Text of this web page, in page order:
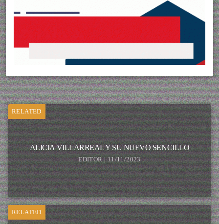
RELATED
ALICIA VILLARREAL Y SU NUEVO SENCILLO
EDITOR | 11/11/2023
RELATED